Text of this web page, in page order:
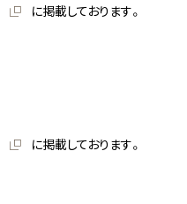
に掲載しております。
に掲載しております。